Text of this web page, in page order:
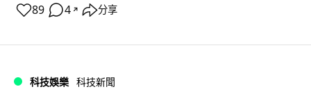
89 4 ↗ 分享
科技娛樂 科技新聞